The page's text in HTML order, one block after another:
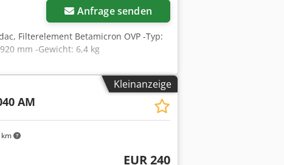
Anfrage senden
Filterelement Betamicron OVP -Typ:
mm -Gewicht: 6,4 kg
Kleinanzeige
AM
EUR 240